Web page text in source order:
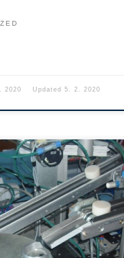
2020 Updated 5. 2. 2020
řízení je umístěna v